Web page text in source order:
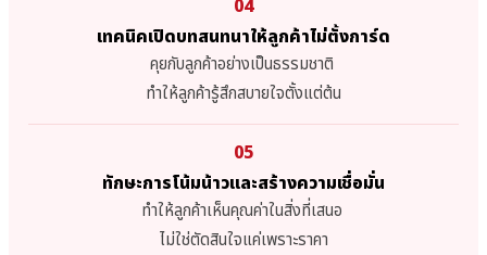
04
เทคนิคเปิดบทสนทนาให้ลูกค้าไม่ตั้งการ์ด
คุยกับลูกค้าอย่างเป็นธรรมชาติ
ทำให้ลูกค้ารู้สึกสบายใจตั้งแต่ต้น
05
ทักษะการโน้มน้าวและสร้างความเชื่อมั่น
ทำให้ลูกค้าเห็นคุณค่าในสิ่งที่เสนอ
ไม่ใช่ตัดสินใจแค่เพราะราคา